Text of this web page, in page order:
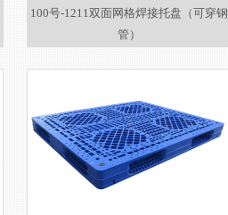
100号-1211双面网格焊接托盘（可穿钢
管）